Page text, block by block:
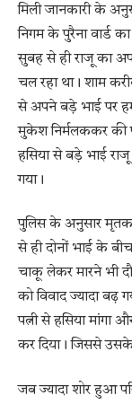
मिली जानकारी के
निगम के पुरैना वार्ड
सुबह से ही राजू का
चल रहा था। शाम
से अपने बड़े भाई पर
मुकेश निर्मलककर की
हसिया से बड़े भाई
गया।
पुलिस के अनुसार मृतक
से ही दोनों भाई के
चाकू लेकर मारने भी
को विवाद ज्यादा
पत्नी से हसिया मांगा
कर दिया। जिससे
जब ज्यादा शोर हुआ